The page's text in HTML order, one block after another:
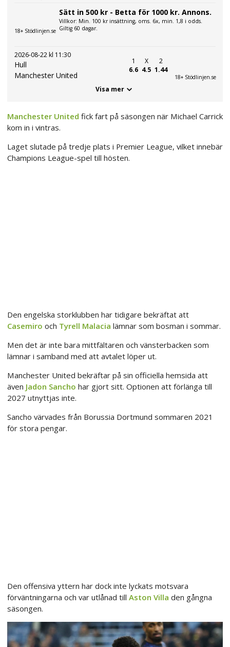
18+ Stödlinjen.se
Sätt in 500 kr - Betta för 1000 kr. Annons.
Villkor: Min. 100 kr insättning, oms. 6x, min. 1,8 i odds.
Giltig 60 dagar.
2026-08-22 kl 11:30
Hull
Manchester United
1
6.6
X
4.5
2
1.44
18+ Stödlinjen.se
Visa mer
Manchester United fick fart på säsongen när Michael Carrick
kom in i vintras.
Laget slutade på tredje plats i Premier League, vilket innebär
Champions League-spel till hösten.
Den engelska storklubben har tidigare bekräftat att
Casemiro och Tyrell Malacia lämnar som bosman i sommar.
Men det är inte bara mittfältaren och vänsterbacken som
lämnar i samband med att avtalet löper ut.
Manchester United bekräftar på sin officiella hemsida att
även Jadon Sancho har gjort sitt. Optionen att förlänga till
2027 utnyttjas inte.
Sancho värvades från Borussia Dortmund sommaren 2021
för stora pengar.
Den offensiva yttern har dock inte lyckats motsvara
förväntningarna och var utlånad till Aston Villa den gångna
säsongen.